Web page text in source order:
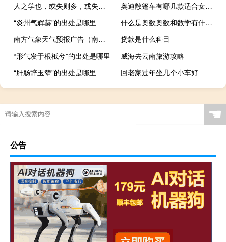
人之学也，或失则多，或失则寡，或失则易，或失则止的意思
奥迪敞篷车有哪几款适合女生（奥迪敞篷车有哪几款）
“炎州气辉赫”的出处是哪里
什么是奥数奥数和数学有什么区别（什么是奥数）
南方气象天气预报广告（南方气象）
贷款是什么科目
“形气发于根柢兮”的出处是哪里
威海去云南旅游攻略
“肝肠辞玉辇”的出处是哪里
回老家过年坐几个小车好
☚
公告